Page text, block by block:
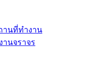
านที่ทำงาน
นจราจร